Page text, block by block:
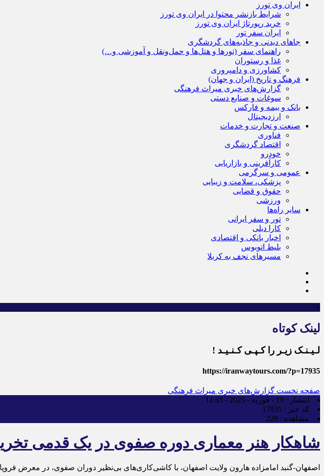
ایران وی تورز
شرایط بازنشر محتوا در ایران وی تورز
خرید رپورتاژ ایران وی تورز
ایران سفر تور
جاهای دیدنی و جاذبه‌های گردشگری
راهنمای سفر (تورها و هتل‌ها و حمل‌و‌نقل و آموزشی و…)
غذا و رستوران
کشاورزی و دامپروری
فرهنگ و تاریخ (ایران و جهان)
گزارش‌های خبری میراث فرهنگی
سوغات و صنایع دستی
بانک و بیمه و فارکس
ارزدیجیتال
صنعت و تجارت و خدمات
فناوری
اقتصاد گردشگری
خودرو
کارآفرینی و بازاریابی
عمومی و سرگرمی
پزشکی، سلامت و زیبایی
حقوق و قضایی
ورزشی
سایر راه‌ها
تور و سفر ایرانی
کارا دیلی
اخبار بانکی و اقتصادی
بلیط اتوبوس
مسیرهای نجف به کربلا
×
لینک کوتاه
لـیـنـک زیـر را کـپـی کـنـیـد !
https://iranwaytours.com/?p=17935
صفحه نخست گزارش‌های خبری میراث فرهنگی
انتشار : 19 - فوریه - 2025 - 11:43
کد خبر : 17935
مشاهده : 229
شاهکار هنر معماری دوره صفوی در یک قدمی
اصفهان-گنبد امامزاده هارون ولایت اصفهان، با کاشی‌کاری‌های بی‌نظیر دوران صفوی، در معرض